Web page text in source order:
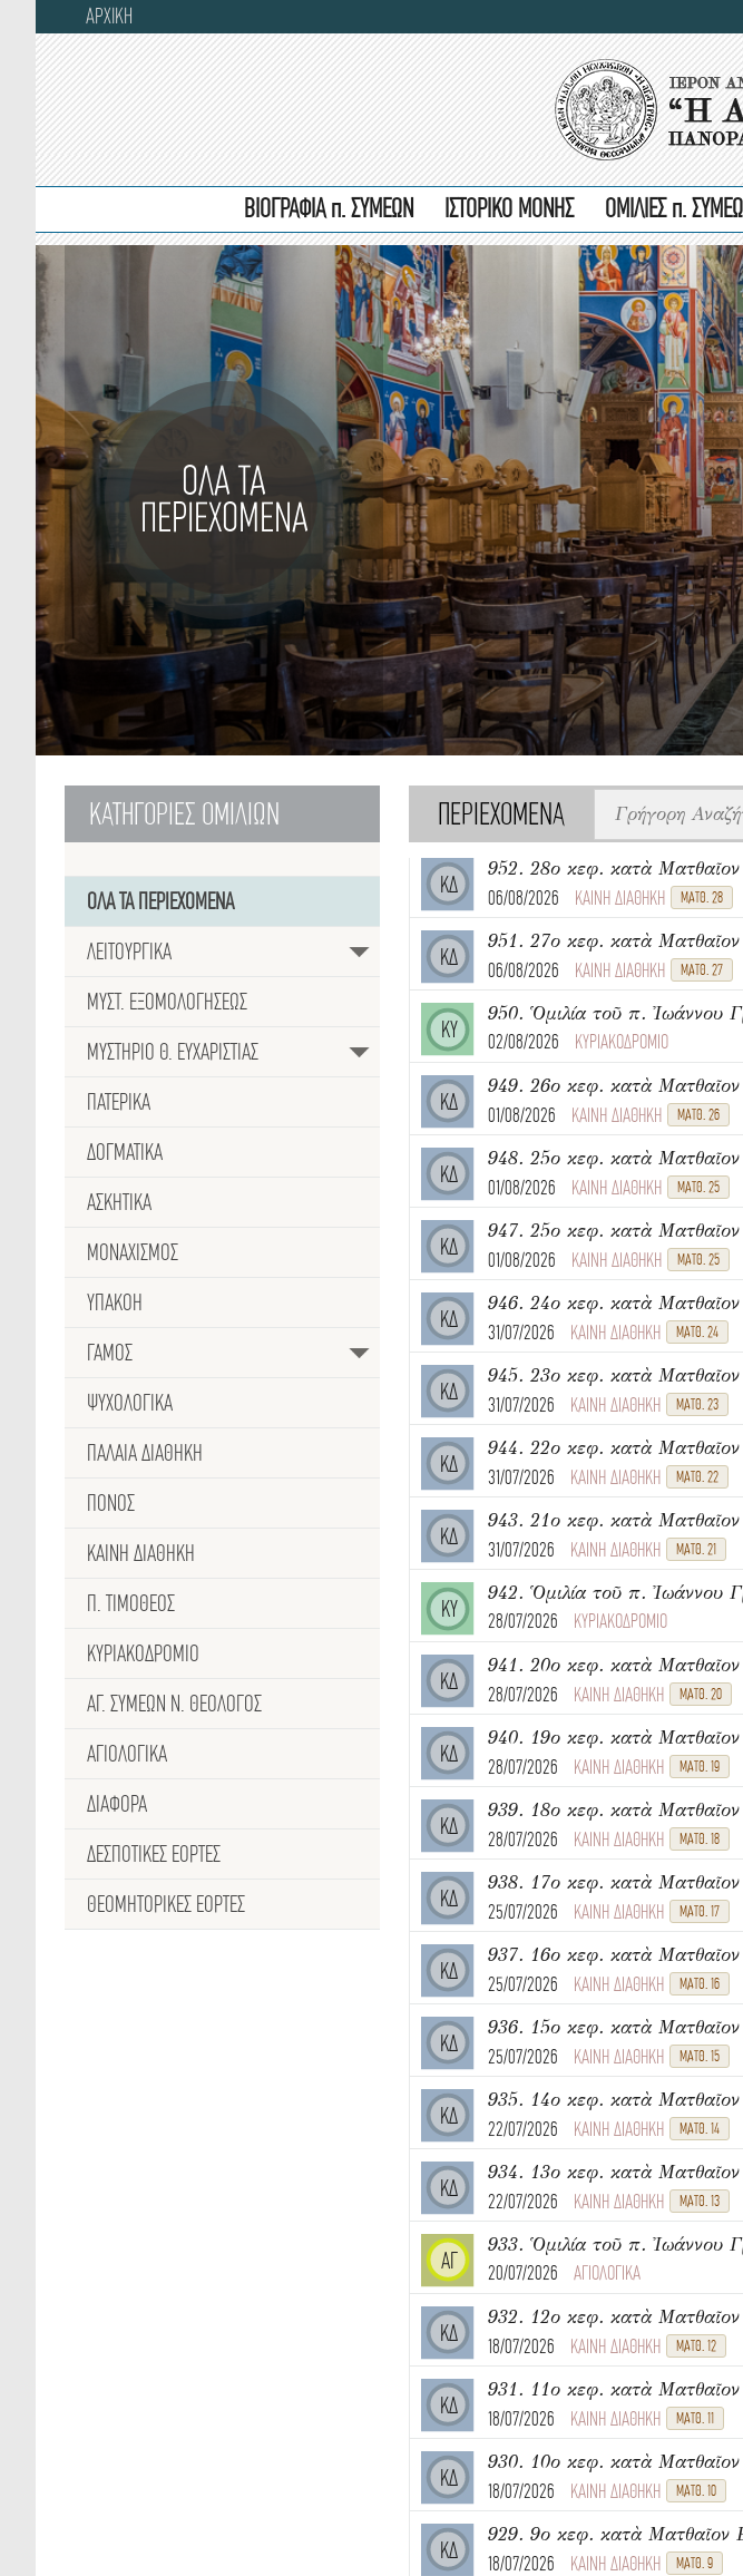
ΑΡΧΙΚΗ
ΒΙΟΓΡΑΦΙΑ π. ΣΥΜΕΩΝ ΙΣΤΟΡΙΚΟ ΜΟΝΗΣ ΟΜΙΛΙΕΣ π.
ΟΛΑ ΤΑ
ΠΕΡΙΕΧΟΜΕΝΑ
ΚΑΤΗΓΟΡΙΕΣ ΟΜΙΛΙΩΝ
ΟΛΑ ΤΑ ΠΕΡΙΕΧΟΜΕΝΑ
ΛΕΙΤΟΥΡΓΙΚΑ
ΜΥΣΤ. ΕΞΟΜΟΛΟΓΗΣΕΩΣ
ΜΥΣΤΗΡΙΟ Θ. ΕΥΧΑΡΙΣΤΙΑΣ
ΠΑΤΕΡΙΚΑ
ΔΟΓΜΑΤΙΚΑ
ΑΣΚΗΤΙΚΑ
ΜΟΝΑΧΙΣΜΟΣ
ΥΠΑΚΟΗ
ΓΑΜΟΣ
ΨΥΧΟΛΟΓΙΚΑ
ΠΑΛΑΙΑ ΔΙΑΘΗΚΗ
ΠΟΝΟΣ
ΚΑΙΝΗ ΔΙΑΘΗΚΗ
Π. ΤΙΜΟΘΕΟΣ
ΚΥΡΙΑΚΟΔΡΟΜΙΟ
ΑΓ. ΣΥΜΕΩΝ Ν. ΘΕΟΛΟΓΟΣ
ΑΓΙΟΛΟΓΙΚΑ
ΔΙΑΦΟΡΑ
ΔΕΣΠΟΤΙΚΈΣ ΕΟΡΤΕΣ
ΘΕΟΜΗΤΟΡΙΚΕΣ ΕΟΡΤΕΣ
ΠΕΡΙΕΧΟΜΕΝΑ
ΚΔ
952. 28ο κεφ. κατὰ Ματθαῖον
06/08/2026
ΚΑΙΝΗ ΔΙΑΘΗΚΗ ΜΑΤΘ. 28
ΚΔ
951. 27ο κεφ. κατὰ Ματθαῖον
06/08/2026
ΚΑΙΝΗ ΔΙΑΘΗΚΗ ΜΑΤΘ. 27
ΚΥ
02/08/2026
ΚΥΡΙΑΚΟΔΡΟΜΙΟ
ΚΔ
949. 26ο κεφ. κατὰ Ματθαῖον
01/08/2026
ΚΑΙΝΗ ΔΙΑΘΗΚΗ ΜΑΤΘ. 26
ΚΔ
948. 25ο κεφ. κατὰ Ματθαῖον
01/08/2026
ΚΑΙΝΗ ΔΙΑΘΗΚΗ ΜΑΤΘ. 25
ΚΔ
947. 25ο κεφ. κατὰ Ματθαῖον
01/08/2026
ΚΑΙΝΗ ΔΙΑΘΗΚΗ ΜΑΤΘ. 25
ΚΔ
946. 24ο κεφ. κατὰ Ματθαῖον
31/07/2026
ΚΑΙΝΗ ΔΙΑΘΗΚΗ ΜΑΤΘ. 24
ΚΔ
945. 23ο κεφ. κατὰ Ματθαῖον
31/07/2026
ΚΑΙΝΗ ΔΙΑΘΗΚΗ ΜΑΤΘ. 23
ΚΔ
944. 22ο κεφ. κατὰ Ματθαῖον
31/07/2026
ΚΑΙΝΗ ΔΙΑΘΗΚΗ ΜΑΤΘ. 22
ΚΔ
943. 21ο κεφ. κατὰ Ματθαῖον
31/07/2026
ΚΑΙΝΗ ΔΙΑΘΗΚΗ ΜΑΤΘ. 21
ΚΥ
28/07/2026
ΚΥΡΙΑΚΟΔΡΟΜΙΟ
ΚΔ
941. 20ο κεφ. κατὰ Ματθαῖον
28/07/2026
ΚΑΙΝΗ ΔΙΑΘΗΚΗ ΜΑΤΘ. 20
ΚΔ
940. 19ο κεφ. κατὰ Ματθαῖον
28/07/2026
ΚΑΙΝΗ ΔΙΑΘΗΚΗ ΜΑΤΘ. 19
ΚΔ
939. 18ο κεφ. κατὰ Ματθαῖον
28/07/2026
ΚΑΙΝΗ ΔΙΑΘΗΚΗ ΜΑΤΘ. 18
ΚΔ
938. 17ο κεφ. κατὰ Ματθαῖον
25/07/2026
ΚΑΙΝΗ ΔΙΑΘΗΚΗ ΜΑΤΘ. 17
ΚΔ
937. 16ο κεφ. κατὰ Ματθαῖον
25/07/2026
ΚΑΙΝΗ ΔΙΑΘΗΚΗ ΜΑΤΘ. 16
ΚΔ
936. 15ο κεφ. κατὰ Ματθαῖον
25/07/2026
ΚΑΙΝΗ ΔΙΑΘΗΚΗ ΜΑΤΘ. 15
ΚΔ
935. 14ο κεφ. κατὰ Ματθαῖον
22/07/2026
ΚΑΙΝΗ ΔΙΑΘΗΚΗ ΜΑΤΘ. 14
ΚΔ
934. 13ο κεφ. κατὰ Ματθαῖον
22/07/2026
ΚΑΙΝΗ ΔΙΑΘΗΚΗ ΜΑΤΘ. 13
ΑΓ
933. Ὁμιλία τοῦ π. Ἰωάννου
20/07/2026
ΑΓΙΟΛΟΓΙΚΑ
ΚΔ
932. 12ο κεφ. κατὰ Ματθαῖον
18/07/2026
ΚΑΙΝΗ ΔΙΑΘΗΚΗ ΜΑΤΘ. 12
ΚΔ
931. 11ο κεφ. κατὰ Ματθαῖον
18/07/2026
ΚΑΙΝΗ ΔΙΑΘΗΚΗ ΜΑΤΘ. 11
ΚΔ
930. 10ο κεφ. κατὰ Ματθαῖον
18/07/2026
ΚΑΙΝΗ ΔΙΑΘΗΚΗ ΜΑΤΘ. 10
ΚΔ
929. 9ο κεφ. κατὰ Ματθαῖον
18/07/2026
ΚΑΙΝΗ ΔΙΑΘΗΚΗ ΜΑΤΘ. 9